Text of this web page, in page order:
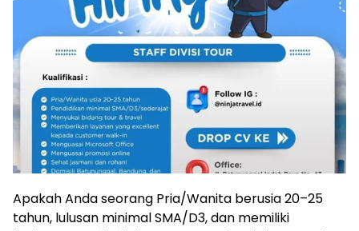
Apakah Anda seorang Pria/Wanita berusia 20–25
tahun, lulusan minimal SMA/D3, dan memiliki